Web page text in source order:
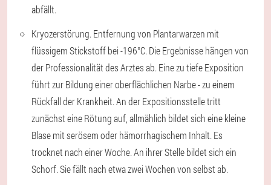
abfällt.
Kryozerstörung. Entfernung von Plantarwarzen mit
flüssigem Stickstoff bei -196°C. Die Ergebnisse hängen von
der Professionalität des Arztes ab. Eine zu tiefe Exposition
führt zur Bildung einer oberflächlichen Narbe - zu einem
Rückfall der Krankheit. An der Expositionsstelle tritt
zunächst eine Rötung auf, allmählich bildet sich eine kleine
Blase mit serösem oder hämorrhagischem Inhalt. Es
trocknet nach einer Woche. An ihrer Stelle bildet sich ein
Schorf. Sie fällt nach etwa zwei Wochen von selbst ab.